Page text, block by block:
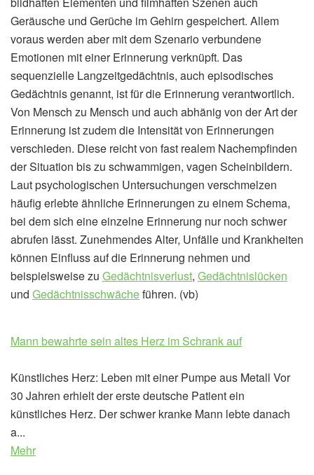
Geräusche und Gerüche im Gehirn gespeichert. Allem
voraus werden aber mit dem Szenario verbundene
Emotionen mit einer Erinnerung verknüpft. Das
sequenzielle Langzeitgedächtnis, auch episodisches
Gedächtnis genannt, ist für die Erinnerung verantwortlich.
Von Mensch zu Mensch und auch abhänig von der Art der
Erinnerung ist zudem die Intensität von Erinnerungen
verschieden. Diese reicht von fast realem Nachempfinden
der Situation bis zu schwammigen, vagen Scheinbildern.
Laut psychologischen Untersuchungen verschmelzen
häufig erlebte ähnliche Erinnerungen zu einem Schema,
bei dem sich eine einzelne Erinnerung nur noch schwer
abrufen lässt. Zunehmendes Alter, Unfälle und Krankheiten
können Einfluss auf die Erinnerung nehmen und
beispielsweise zu Gedächtnisverlust, Gedächtnislücken
und Gedächtnisschwächeführen. (vb)
Mann bewahrte sein altes Herz im Schrank auf
Künstliches Herz: Leben mit einer Pumpe aus Metall Vor
30 Jahren erhielt der erste deutsche Patient ein
künstliches Herz. Der schwer kranke Mann lebte danach
a...
Mehr